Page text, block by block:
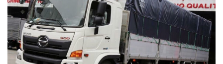
Ở
TP.HCM
NHƯ
THẾ
NÀO?